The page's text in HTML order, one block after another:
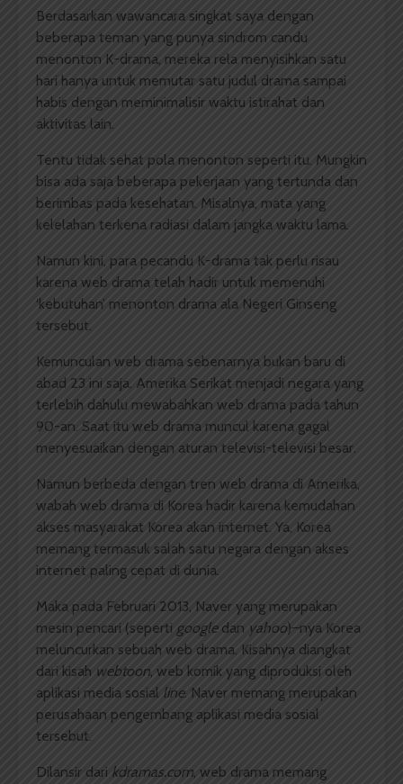
Berdasarkan wawancara singkat saya dengan
beberapa teman yang punya sindrom candu
menonton K-drama, mereka rela menyisihkan satu
hari hanya untuk memutar satu judul drama sampai
habis dengan meminimalisir waktu istirahat dan
aktivitas lain.
Tentu tidak sehat pola menonton seperti itu. Mungkin
bisa ada saja beberapa pekerjaan yang tertunda dan
berimbas pada kesehatan. Misalnya, mata yang
kelelahan terkena radiasi dalam jangka waktu lama.
Namun kini, para pecandu K-drama tak perlu risau
karena web drama telah hadir untuk memenuhi
‘kebutuhan’ menonton drama ala Negeri Ginseng
tersebut.
Kemunculan web drama sebenarnya bukan baru di
abad 23 ini saja. Amerika Serikat menjadi negara yang
terlebih dahulu mewabahkan web drama pada tahun
90-an. Saat itu web drama muncul karena gagal
menyesuaikan dengan aturan televisi-televisi besar.
Namun berbeda dengan tren web drama di Amerika,
wabah web drama di Korea hadir karena kemudahan
akses masyarakat Korea akan internet. Ya, Korea
memang termasuk salah satu negara dengan akses
internet paling cepat di dunia.
Maka pada Februari 2013, Naver yang merupakan
mesin pencari (seperti googledan yahoo)–nya Korea
meluncurkan sebuah web drama. Kisahnya diangkat
dari kisah webtoon, web komik yang diproduksi oleh
aplikasi media sosial line. Naver memang merupakan
perusahaan pengembang aplikasi media sosial
tersebut.
Dilansir dari kdramas.com, web drama memang